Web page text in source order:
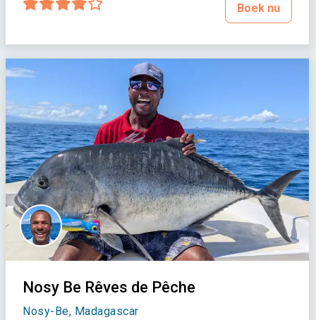
Boek nu
Nosy Be Rêves de Pêche
Nosy-Be, Madagascar